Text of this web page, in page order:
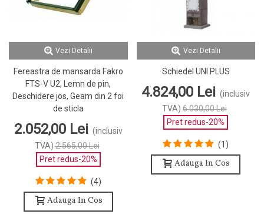
Vezi Detalii
Fereastra de mansarda Fakro
FTS-V U2, Lemn de pin,
Deschidere jos, Geam din 2 foi
de sticla
2.052,00 Lei (inclusiv
TVA) 2.565,00 Lei
Pret redus-20%
(4)
Adauga In Cos
Vezi Detalii
Schiedel UNI PLUS
4.824,00 Lei (inclusiv
TVA) 6.030,00 Lei
Pret redus-20%
(1)
Adauga In Cos